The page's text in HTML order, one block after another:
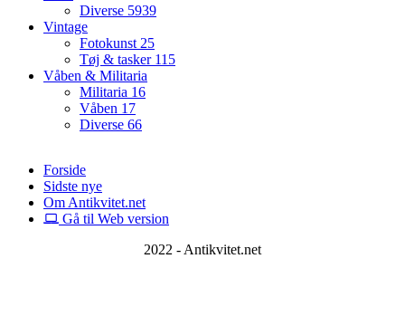
Diverse 5939
Vintage
Fotokunst25
Tøj & tasker 115
Våben & Militaria
Militaria 16
Våben 17
Diverse 66
Forside
Sidste nye
Om Antikvitet.net
Gå til Web version
2022 - Antikvitet.net